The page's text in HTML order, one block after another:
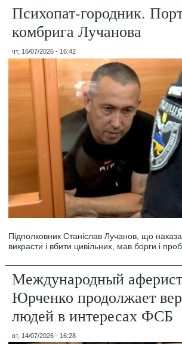
Психопат-городник.
комбрига Лучанова
чт, 16/07/2026 - 16:42
Підполковник Станіслав Лучанов, що
викрасти і вбити цивільних, мав борги і
Международный
Юрченко продолжает
людей в интересах ФСБ
вт, 14/07/2026 - 16:28